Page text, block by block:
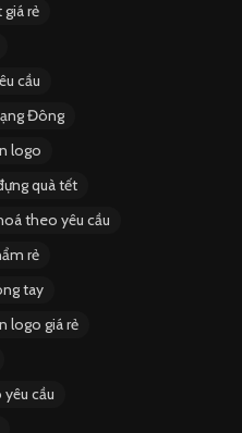
rẻ
cầu
Đông
logo
quà tết
theo yêu cầu
rẻ
tay
logo giá rẻ
cầu